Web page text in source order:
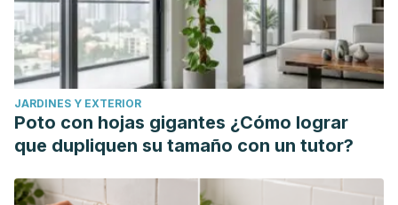
glycosidically bound volatiles and glycosyltransferases
involved in their formation. Molecular Plant, 11(10), 1225-
1236.
Warsito, Warsito & Noorhamdani, Noorhamdani & Sukardi,
Sukardi & Suratmo, Suratmo. (2018). Assessment of
antioxidant activity of citronellal extract and fractions of
Pharmaceutical Research. 17. 1119-1125. 10.4314/tjpr.v17i6.19.
JARDINES Y EXTERIOR
Poto con hojas gigantes ¿Cómo lograr
que dupliquen su tamaño con un tutor?